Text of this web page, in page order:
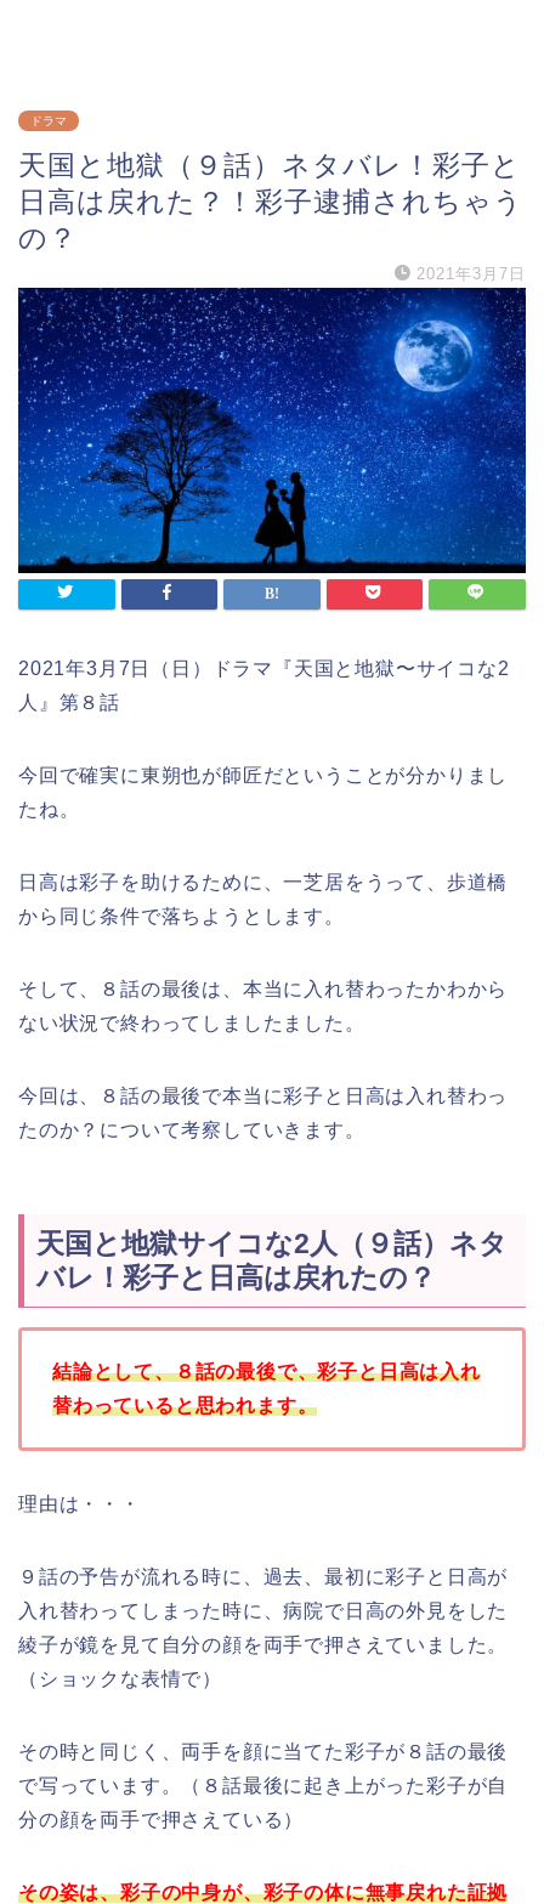
ドラマ
天国と地獄（９話）ネタバレ！彩子と
日高は戻れた？！彩子逮捕されちゃう
の？
2021年3月7日
2021年3月7日（日）ドラマ『天国と地獄〜サイコな2
人』第８話
今回で確実に東朔也が師匠だということが分かりまし
たね。
日高は彩子を助けるために、一芝居をうって、歩道橋
から同じ条件で落ちようとします。
そして、８話の最後は、本当に入れ替わったかわから
ない状況で終わってしましたました。
今回は、８話の最後で本当に彩子と日高は入れ替わっ
たのか？について考察していきます。
天国と地獄サイコな2人（９話）ネタ
バレ！彩子と日高は戻れたの？
結論として、８話の最後で、彩子と日高は入れ
替わっていると思われます。
理由は・・・
９話の予告が流れる時に、過去、最初に彩子と日高が
入れ替わってしまった時に、病院で日高の外見をした
綾子が鏡を見て自分の顔を両手で押さえていました。
（ショックな表情で）
その時と同じく、両手を顔に当てた彩子が８話の最後
で写っています。（８話最後に起き上がった彩子が自
分の顔を両手で押さえている）
その姿は、彩子の中身が、彩子の体に無事戻れた証拠